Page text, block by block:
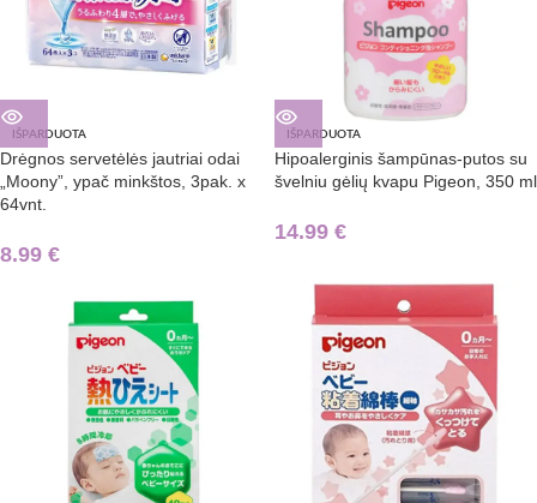
IŠPARDUOTA
Drėgnos servetėlės jautriai odai
„Moony”, ypač minkštos, 3pak. x
64vnt.
8.99 €
IŠPARDUOTA
Hipoalerginis šampūnas-putos su
švelniu gėlių kvapu Pigeon, 350 ml
14.99 €